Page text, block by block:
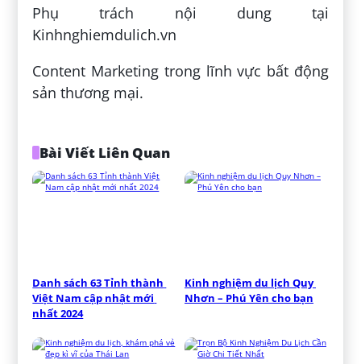
Phụ trách nội dung tại
Kinhnghiemdulich.vn
Content Marketing trong lĩnh vực bất động
sản thương mại.
Bài Viết Liên Quan
Danh sách 63 Tỉnh thành
Việt Nam cập nhật mới
nhất 2024
Kinh nghiệm du lịch Quy
Nhơn – Phú Yên cho bạn